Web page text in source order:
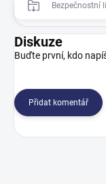
Bezpečnostní
Diskuze
Buďte první, kdo
Přidat komentář